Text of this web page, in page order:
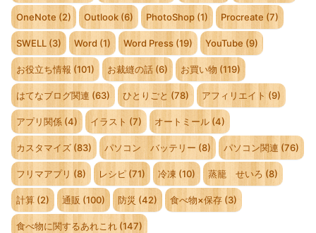
OneNote (2) Outlook (6) PhotoShop (1) Procreate (7)
SWELL (3) Word (1) Word Press (19) YouTube (9)
お役立ち情報 (101) お裁縫の話 (6) お買い物 (119)
はてなブログ関連 (63) ひとりごと (78) アフィリエイト (9)
アプリ関係 (4) イラスト (7) オートミール (4)
カスタマイズ (83) パソコン バッテリー (8) パソコン関連 (76)
フリマアプリ (8) レシピ (71) 冷凍 (10) 蒸籠 せいろ (8)
計算 (2) 通販 (100) 防災 (42) 食べ物×保存 (3)
食べ物に関するあれこれ (147)